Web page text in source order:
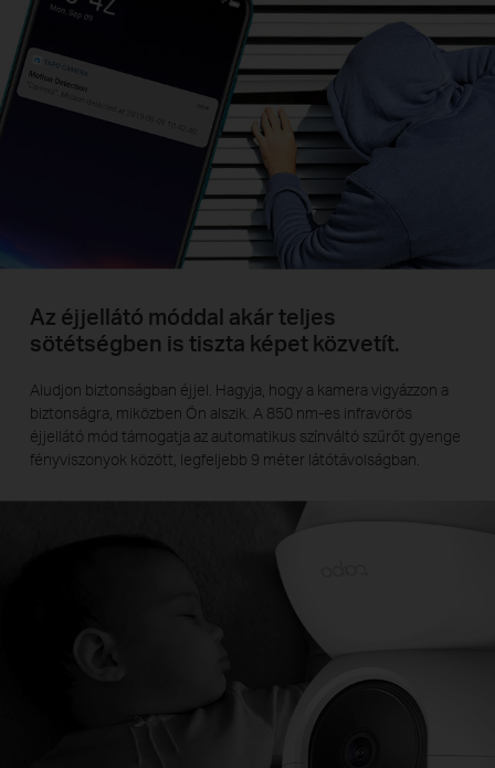
Az éjjellátó móddal akár teljes
sötétségben is tiszta képet közvetít.
Aludjon biztonságban éjjel. Hagyja, hogy a kamera vigyázzon a
biztonságra, miközben Ön alszik. A 850 nm-es infravörös
éjjellátó mód támogatja az automatikus színváltó szűrőt gyenge
fényviszonyok között, legfeljebb 9 méter látótávolságban.